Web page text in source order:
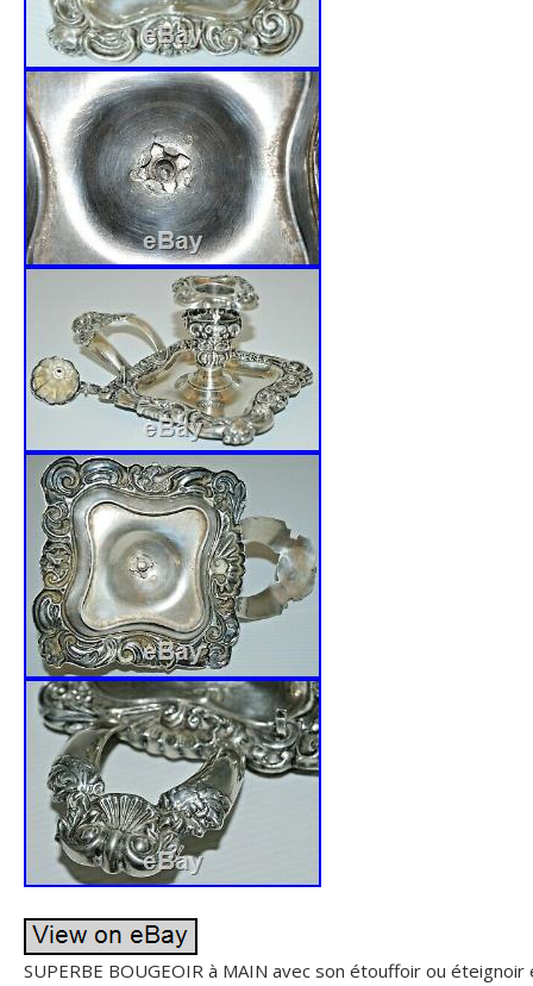
SUPERBE BOUGEOIR à MAIN avec son étouffoir ou